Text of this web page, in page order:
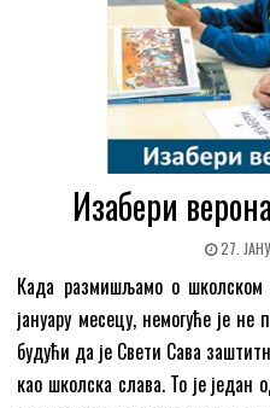
Изабери
27.
Када размишљамо о школском
јануару месецу, немогуће је
будући да је Свети Сава
као школска слава. То је један